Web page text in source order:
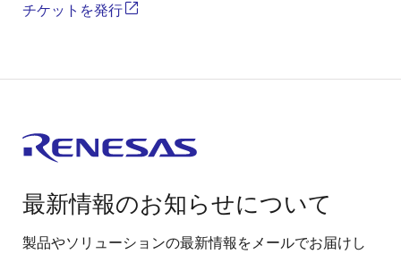
チケットを発行
最新情報のお知らせについて
製品やソリューションの最新情報をメールでお届けし